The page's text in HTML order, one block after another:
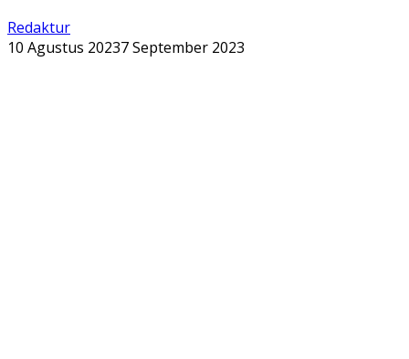
Redaktur
10 Agustus 20237 September 2023